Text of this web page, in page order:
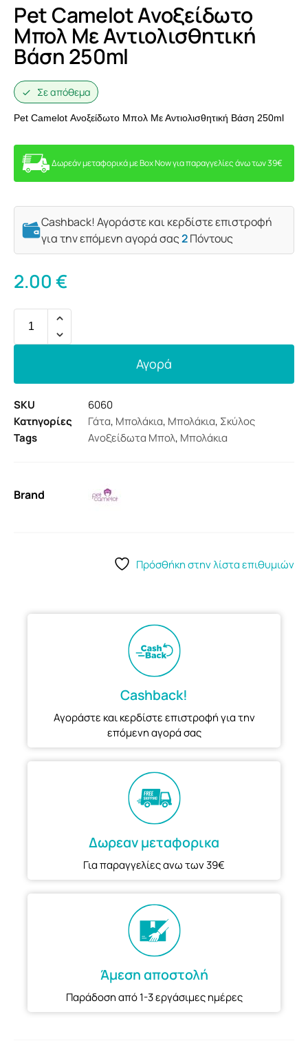
Pet Camelot Ανοξείδωτο
Μπολ Με Αντιολισθητική
Βάση 250ml
Σε απόθεμα
Pet Camelot Ανοξείδωτο Μπολ Με Αντιολισθητική Βάση 250ml
Δωρεάν μεταφορικά με Box Now για παραγγελίες άνω των 39€
Cashback! Αγοράστε και κερδίστε επιστροφή
για την επόμενη αγορά σας2Πόντους
2.00€
Αγορά
SKU
6060
Κατηγορίες
Γάτα, Μπολάκια, Μπολάκια, Σκύλος
Tags
Ανοξείδωτα Μπολ, Μπολάκια
Brand
Πρόσθήκη στην λίστα επιθυμιών
Cashback!
Αγοράστε και κερδίστε επιστροφή για την
επόμενη αγορά σας
Δωρεαν μεταφορικα
Για παραγγελίες ανω των 39€
Άμεση αποστολή
Παράδοση από 1-3 εργάσιμες ημέρες